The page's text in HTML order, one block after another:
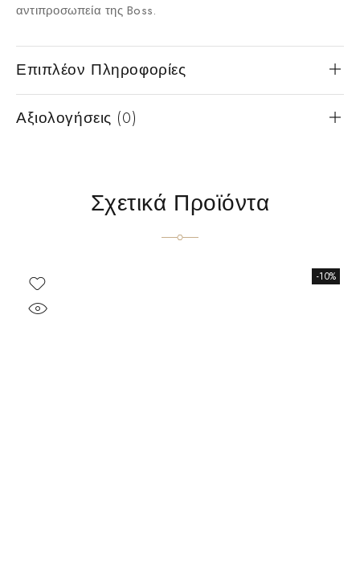
αντιπροσωπεία της Boss.
Επιπλέον Πληροφορίες
Αξιολογήσεις (0)
Σχετικά Προϊόντα
-10%